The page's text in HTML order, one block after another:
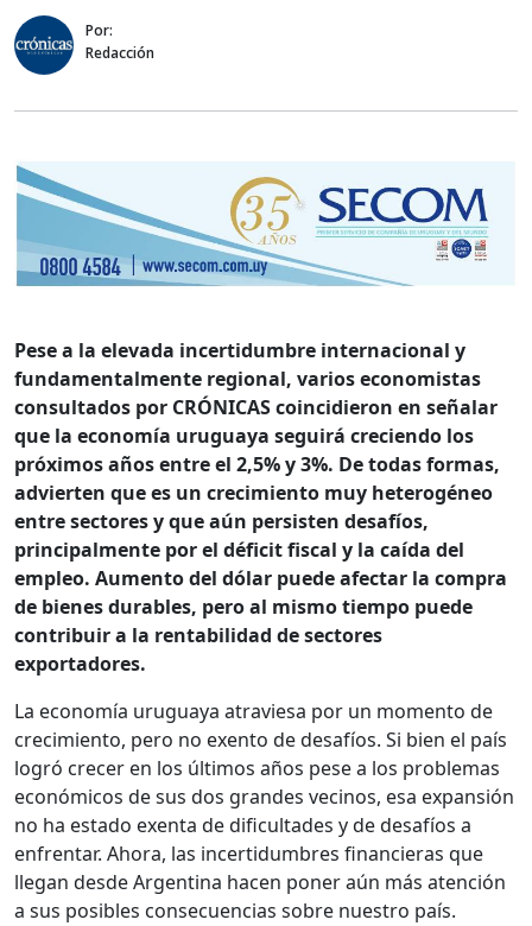
Por:
Redacción
Pese a la elevada incertidumbre internacional y
fundamentalmente regional, varios economistas
consultados por CRÓNICAS coincidieron en señalar
que la economía uruguaya seguirá creciendo los
próximos años entre el 2,5% y 3%. De todas formas,
advierten que es un crecimiento muy heterogéneo
entre sectores y que aún persisten desafíos,
principalmente por el déficit fiscal y la caída del
empleo. Aumento del dólar puede afectar la compra
de bienes durables, pero al mismo tiempo puede
contribuir a la rentabilidad de sectores
exportadores.
La economía uruguaya atraviesa por un momento de
crecimiento, pero no exento de desafíos. Si bien el país
logró crecer en los últimos años pese a los problemas
económicos de sus dos grandes vecinos, esa expansión
no ha estado exenta de dificultades y de desafíos a
enfrentar. Ahora, las incertidumbres financieras que
llegan desde Argentina hacen poner aún más atención
a sus posibles consecuencias sobre nuestro país.